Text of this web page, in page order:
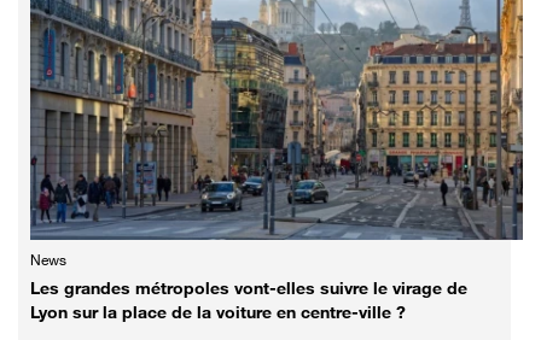
News
Les grandes métropoles vont-elles suivre le virage de
Lyon sur la place de la voiture en centre-ville ?